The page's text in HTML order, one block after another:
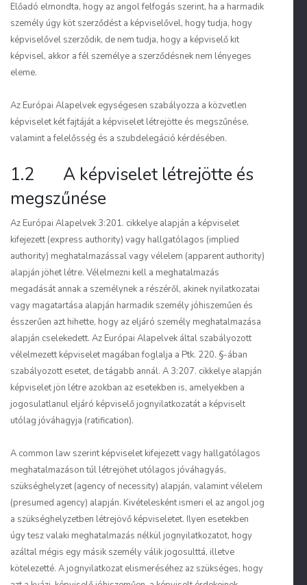
Előadó elmondta, hogy az angol felfogás szerint, ha a harmadik
személy úgy köt szerződést a képviselővel, hogy tudja, hogy
képviselővel szerződik, de nem tudja, hogy a képviselő kit
képvisel, akkor a fél személye a szerződésnek nem lényeges
eleme.
Az Európai Alapelvek egységesen szabályozza a közvetlen
képviselet két fajtáját a képviselet létrejötte és megszűnése,
valamint a felelősség és a szubdelegáció kérdésében.
1.2 A képviselet létrejötte és
megszűnése
Az Európai Alapelvek 3:201. cikkelye alapján a képviselet
kifejezett (express authority) vagy hallgatólagos (implied
authority) meghatalmazással vagy vélelem (apparent authority)
alapján jöhet létre. Vélelmezni kell a meghatalmazás
megadását annak a személynek a részéről, akinek nyilatkozatai
vagy magatartása alapján harmadik személy jóhiszeműen és
ésszerűen azt hihette, hogy az eljáró személy meghatalmazása
alapján cselekedett. Az Európai Alapelvek által szabályozott
vélelmezett képviselet magában foglalja a Ptk. 220. §-ában
szabályozott esetet, de tágabb annál. A 3:207. cikkelye alapján
képviselet jön létre azokban az esetekben is, amelyekben a
jogosulatlanul eljáró képviselő jognyilatkozatát a képviselt
utólag jóváhagyja (ratification).
A common law szerint képviselet kifejezett vagy hallgatólagos
meghatalmazáson túl létrejöhet utólagos jóváhagyás,
szükséghelyzet (agency of necessity) alapján, valamint vélelem
(presumed agency) alapján. Kivételesként ismeri el az angol jog
a szükséghelyzetben létrejövő képviseletet. Ilyen esetekben
úgy tesz valaki meghatalmazás nélkül jognyilatkozatot, hogy
azáltal mégis egy másik személy válik jogosulttá, illetve
kötelezetté. A jognyilatkozat elismeréséhez az szükséges, hogy